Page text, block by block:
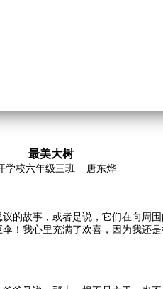
最美大树
学校六年级三班 唐东烨
故事，或者是说，它们在向周
！我心里充满了欢喜，因为我还